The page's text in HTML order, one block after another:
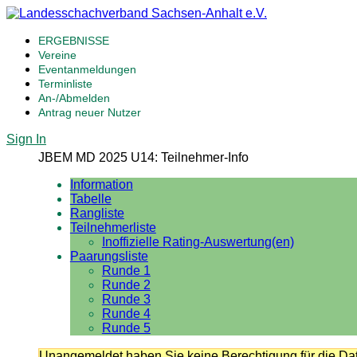
ERGEBNISSE
Vereine
Eventanmeldungen
Terminliste
An-/Abmelden
Antrag neuer Nutzer
Sign In
JBEM MD 2025 U14: Teilnehmer-Info
Information
Tabelle
Rangliste
Teilnehmerliste
Inoffizielle Rating-Auswertung(en)
Paarungsliste
Runde 1
Runde 2
Runde 3
Runde 4
Runde 5